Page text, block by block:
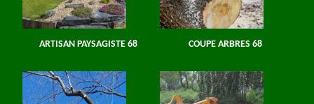
ARTISAN PAYSAGISTE 68 COUPE ARBRES 68